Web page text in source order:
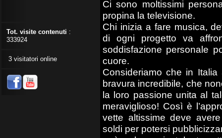
Tot. visite contenuti :
333924
3 visitatori online
Ci sono moltissimi
propina la televisione.
Chi inizia a fare musica,
di ogni progetto va
soddisfazione personale
cuore.
Consideriamo che in
bravura incredibile, che
la loro passione unita al
meraviglioso! Così è
vette altissime deve
soldi per potersi